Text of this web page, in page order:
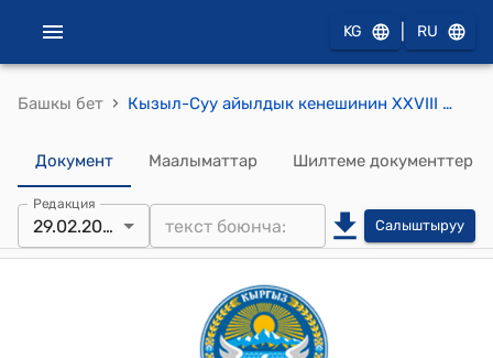
KG RU
Башкы бет › Кызыл-Суу айылдык кенешинин ХХVIII чакырылышынын уюштуруу сессиясынын 2024-жылдын 29-февралындагы № 03 "Кызыл-Суу жергиликтүү кенешинин ченемдик укуктук актыларын мамлекеттик тилде жүргүзүү жөнүндө." токтому
Документ Маалыматтар Шилтеме документтер
Редакция
29.02.2024 Салыштыруу